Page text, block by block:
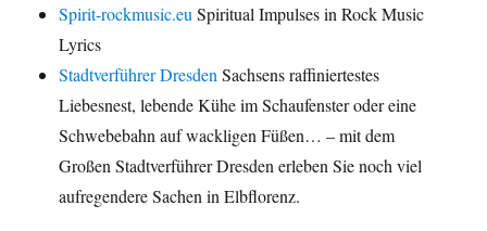
Spirit-rockmusic.eu Spiritual Impulses in Rock Music
Lyrics
Stadtverführer Dresden Sachsens raffiniertestes
Liebesnest, lebende Kühe im Schaufenster oder eine
Schwebebahn auf wackligen Füßen… – mit dem
Großen Stadtverführer Dresden erleben Sie noch viel
aufregendere Sachen in Elbflorenz.